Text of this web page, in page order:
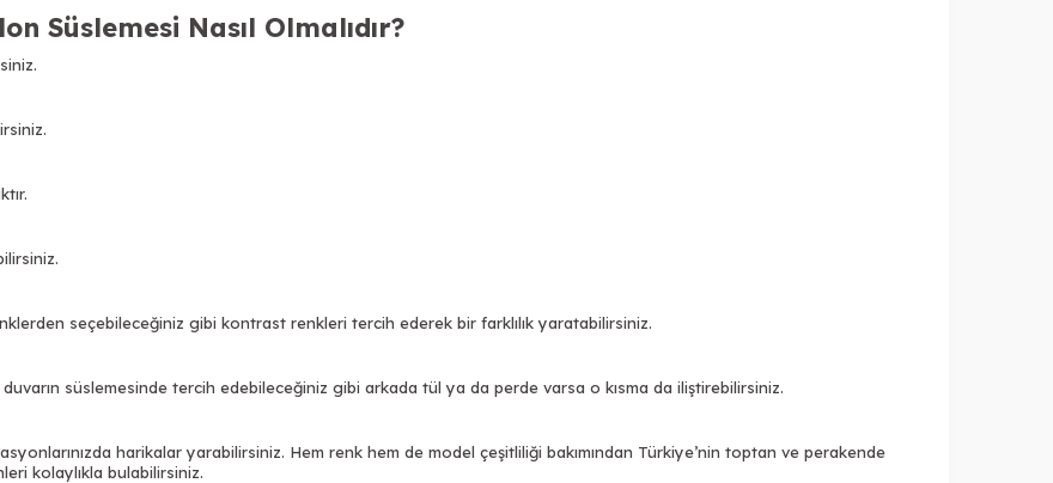
Süslemesi Nasıl Olmalıdır?
seçebileceğiniz gibi kontrast renkleri tercih ederek bir farklılık yaratabilirsiniz.
süslemesinde tercih edebileceğiniz gibi arkada tül ya da perde varsa o kısma da iliştirebilirsiniz.
harikalar yarabilirsiniz. Hem renk hem de model çeşitliliği bakımından Türkiye’nin toptan ve perakende
kolaylıkla bulabilirsiniz.